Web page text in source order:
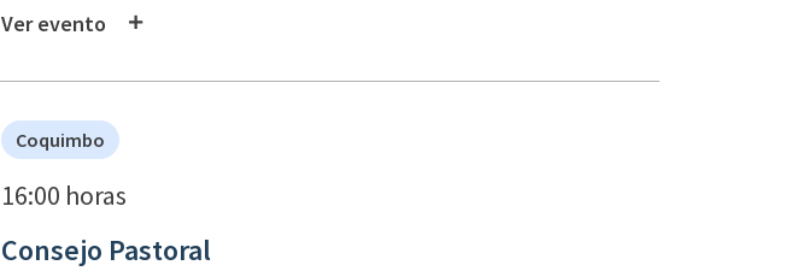
Ver evento
Coquimbo
16:00 horas
Consejo Pastoral